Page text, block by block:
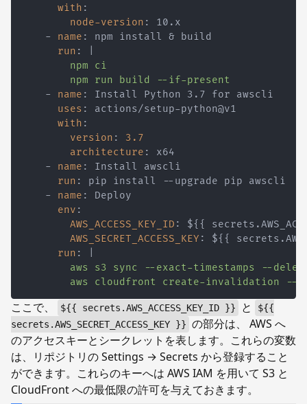
with :
node-version :
-
name :
run :
        npm run build --if-present
-
name :
uses : actions/setup-
with :
version :
3.7
architecture :
-
name :
run : pip install --
-
name :
env :
AWS_ACCESS_KEY_ID : ${ {
AWS_SECRET_ACCESS_KEY : ${ {
run :
aws cloudfront create-invalidation --
ここで、 ${{ secrets.AWS_ACCESS_KEY_ID }} と
${{
secrets.AWS_SECRET_ACCESS_KEY }} の部分は、 AWS へ
のアクセスキーとシークレットを表します。これらの変数
は、リポジトリの Settings → Secrets から登録すること
ができます。これらのキーへは AWS IAM を用いて S3 と
CloudFront への最低限の許可を与えておきます。